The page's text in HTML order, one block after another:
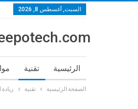
السبت, أغسطس 8, 2026
الرئيسية تقنية
الصفحة الرئيسية تقنية زيادة